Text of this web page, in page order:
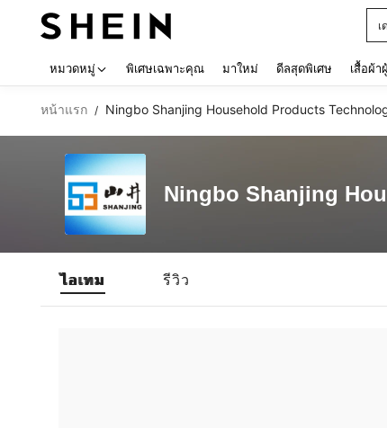
เ
หมวดหมู่ พิเศษเฉพาะคุณ มาใหม่ ดีลสุดพิเศษ เสื้อผ้
หน้าแรก / Ningbo Shanjing Household Products
Ningbo Shanjing
ไอเทม รีวิว